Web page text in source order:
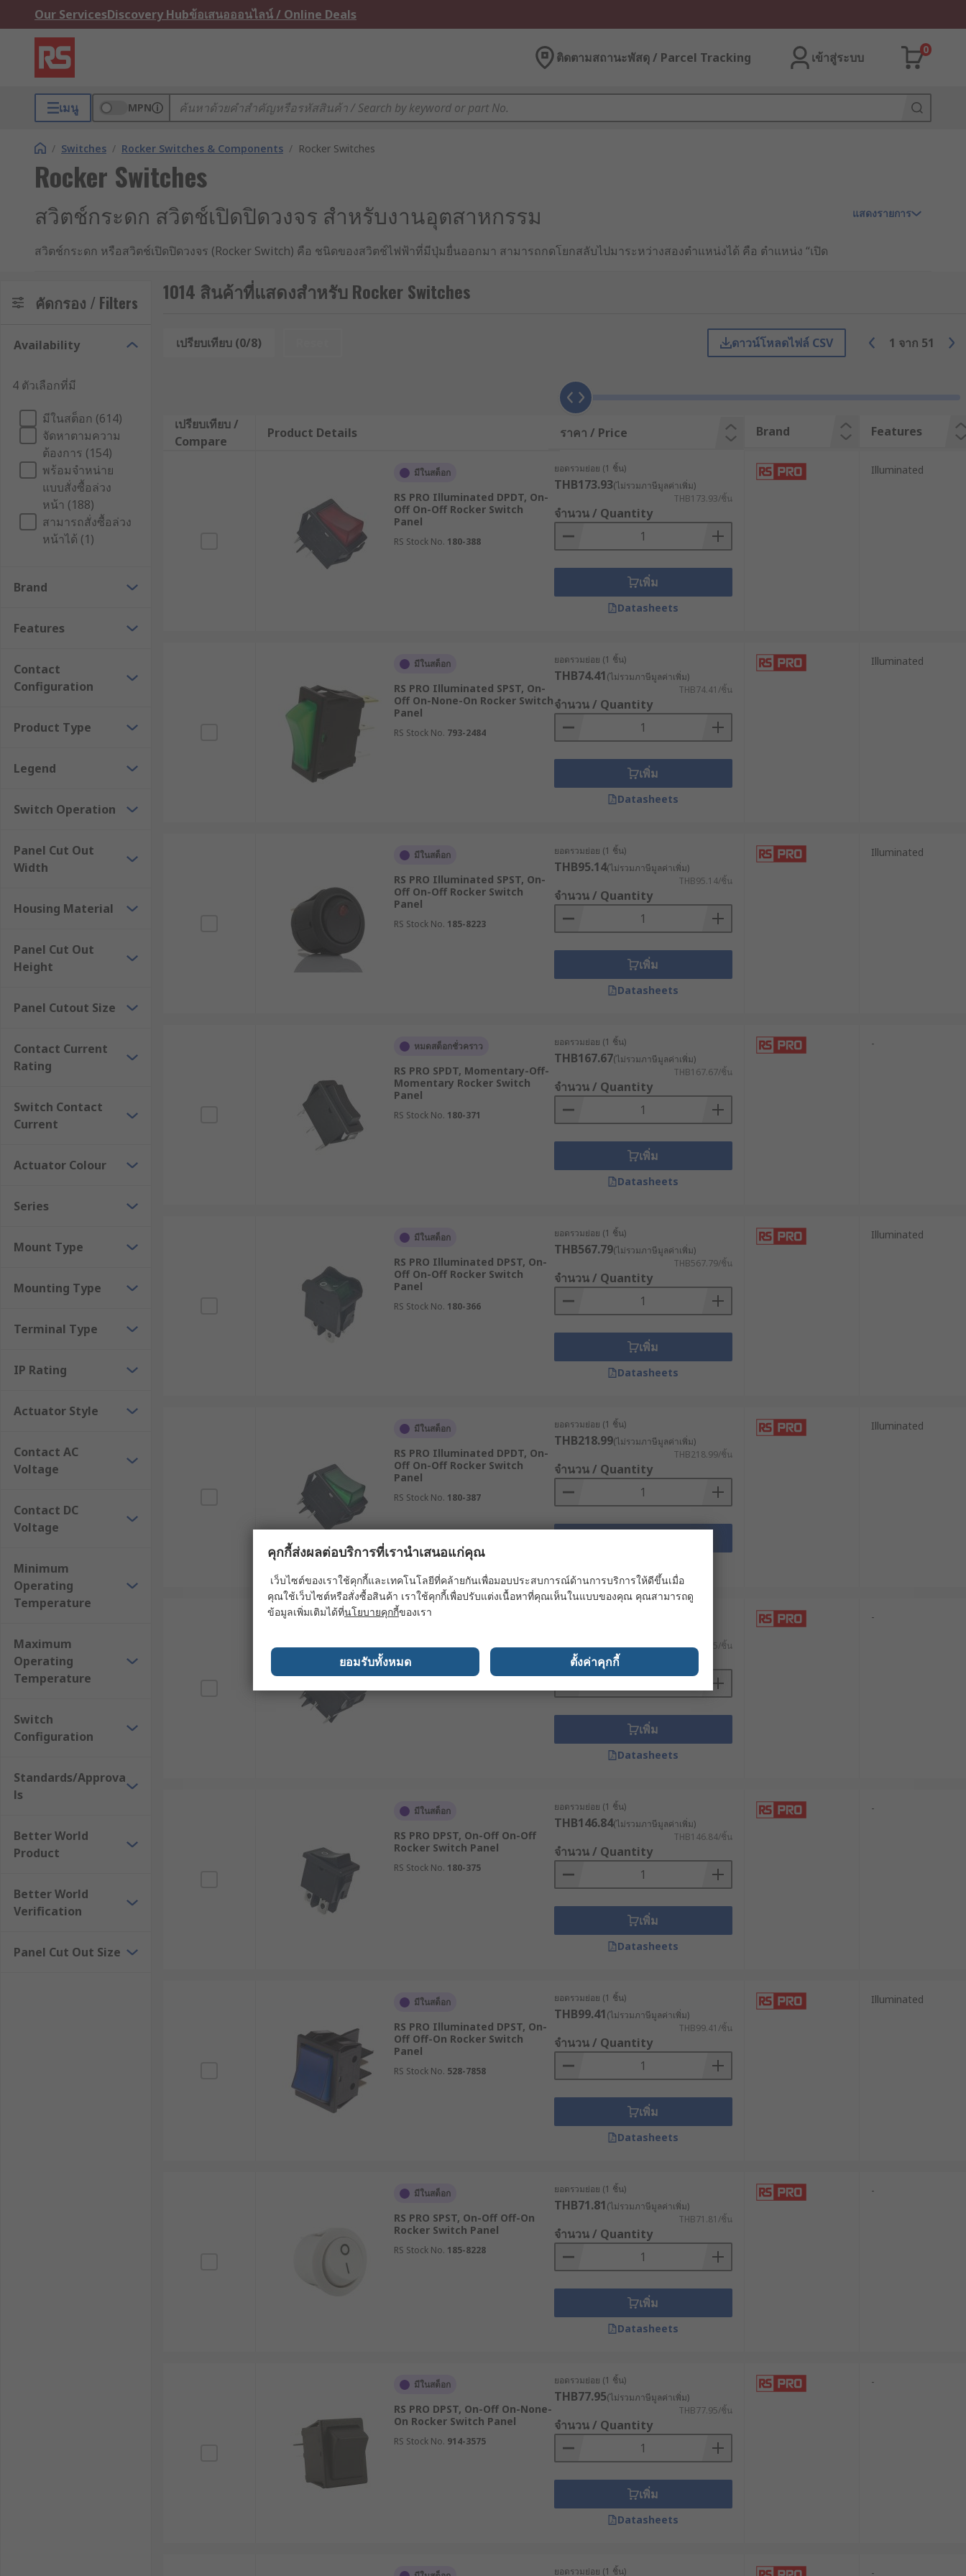
Our ServicesDiscovery Hubข้อเสนอออนไลน์ / Online Deals
ติดตามสถานะพัสดุ / Parcel Tracking เข้าสู่ระบบ
0
เมนู MPN
/ Switches / Rocker Switches & Components / Rocker Switches
Rocker Switches
สวิตช์กระดก สวิตช์เปิดปิดวงจร สำหรับงานอุตสาหกรรม
สวิตช์กระดก หรือสวิตช์เปิดปิดวงจร (Rocker Switch) คือ ชนิดของสวิตช์ไฟฟ้าที่มีปุ่มยื่นออกมา สามารถกดโยกสลับไปมาระหว่างสองตำแหน่งได้ คือ ตำแหน่ง “เปิด
กลไกการทำงานของสวิตช์กระดก
สวิตช์กระดกทำงานบนหลักการง่าย ๆ ดังนี้
เมื่อกดที่ปลายอีกด้านหนึ่ง กลไกสปริงจะดันให้สวิตช์กลับสู่ตำแหน่งเดิม ทำให้กระแสไฟฟ้าหยุดทำงาน
นอกจากนี้ยังมีสวิตช์เปิดปิดวงจรแบบชั่วคราว ที่จะปล่อยกระแสไฟฟ้าในเวลาที่เรากดค้างไว้ที่สวิตช์เท่านั้น ซึ่งสวิตช์แบบนี้มักนำไปใช้กับกระดิ่งประตู ที่ต้องกดเพื่อให้มี
เสียง หรือปุ่มควบคุมการทำงานต่าง ๆ
ประเภทของสวิตช์กระดก
สวิตช์กระดกมีอยู่ด้วยกันหลายรูปแบบเพื่อให้เหมาะกับการใช้งานที่แตกต่างกัน ดังนี้
Single Pole Single Throw (SPST) : เป็นสวิตช์ทั่วไปที่ใช้เปิด/ปิดวงจรไฟฟ้า
Single Pole Double Throw (SPDT) : สวิตช์ที่เหมาะกับการเชื่อมต่อวงจรไฟฟ้า 2 วงจรเข้าด้วยกัน
Double Pole Single Throw (DPST) : สวิตช์ที่สามารถควบคุมวงจรไฟฟ้าได้ 2 วงจรพร้อมกัน
Double Pole Double Throw (DPDT ) : สวิตช์ที่สามารถควบคุมวงจรไฟฟ้าได้มากกว่า 2 วงจร เหมาะกับการใช้งานที่ซับซ้อน
ข้อควรรู้เกี่ยวกับการใช้งานสวิตช์เปิดปิดวงจร
สวิตช์เปิดปิดวงจร คือชิ้นส่วนที่ทำหน้าที่ควบคุมการส่งกระแสไฟฟ้าไปยังอุปกรณ์หรือวงจรต่าง ๆ โดยเมื่อเรากดเปิดสวิตช์ กระแสไฟจะถูกนำจ่ายไปยังอุปกรณ์ที่
ต้องการควบคุม ทำให้อุปกรณ์นั้น ๆ ได้รับกระแสไฟฟ้า และสามารถทำงานได้อย่างที่ต้องการ หากต้องการปิด ให้กดสวิตช์อีกหนึ่งครั้ง เพื่อหยุดการจ่ายกระแสไฟฟ้า
การเปิดและปิดสวิตช์กระดก
สวิตช์กระดก หรือสวิตช์เปิดปิด เป็นสวิตช์ที่ใช้งานง่าย เพราะมีอยู่ด้วยกันเพียง 2 คำสั่ง คือการเปิดและการปิด เมื่อเรากดที่ตำแหน่ง “ปิด” สวิตช์จะหยุดการทำงานของ
วงจรไฟฟ้า ทำให้กระแสไฟฟ้าไม่สามารถไหลผ่านได้ แต่เมื่อเรากดไปที่ตำแหน่ง “เปิด” สวิตช์จะทำการเปิดวงจรไฟฟ้า ทำให้กระแสไฟฟ้าไหลผ่านไปยังอุปกรณ์อื่น ๆ ได้
การติดตั้งสวิตช์เปิดปิด
ในการติดตั้งสวิตช์เปิดปิดวงจร เราต้องเชื่อมต่อขั้วสวิตช์กับสายไฟที่เกี่ยวข้อง ซึ่งโดยทั่วไปแล้ว สวิตช์กระดกจะมีอยู่ด้วยกันหลายรูปแบบ เช่น สวิตช์กระดก 2 ขา, 3 ขา,
4 ขา และ 6 ขา โดยจะมีขาหนึ่งสำหรับเชื่อมต่อสายไฟ และขาอื่น ๆ สำหรับเชื่อมต่อกับอุปกรณ์หรือวงจรไฟฟ้าที่เราต้องการใช้สวิตช์เป็นตัวควบคุม ซึ่งวิธีการเชื่อมต่อ
ข้อควรระวัง : สวิตช์เปิดปิดจำเป็นต้องถูกติดตั้งอยู่บนแผงวงจร หรือกล่องใส่สวิตช์กด ในการติดตั้งเราจึงต้องตรวจสอบให้แน่ใจว่าได้ปฏิบัติตามคู่มือการติดตั้งอย่างถูก
การใช้งานสวิตช์เปิดปิดวงจร หรือสวิตช์กระดก
สวิตช์กระดกเป็นอุปกรณ์อิเล็กทรอนิกส์ที่นิยมนำไปใช้ในหลากหลายอุตสาหกรรม เนื่องจากเป็นอุปกรณ์ที่แข็งแรงทนทานและใช้งานง่าย จึงตอบโจทย์กับการควบคุม
เปิด-ปิดวงจรไฟฟ้าหรือเครื่องจักรต่าง ๆ ตามตัวอย่างดังต่อไปนี้
อุตสาหกรรมเครื่องจักรกล
เครื่องมือวัด : ใช้ในการเปิด-ปิดเครื่องมือวัดต่าง ๆ เช่น มิเตอร์วัดแรงดัน มิเตอร์วัดกระแส
เครื่องใช้ไฟฟ้าภายในบ้าน : พบได้ในทีวี คอมพิวเตอร์ เครื่องเสียง และปลั๊กไฟต่าง ๆ
อุปกรณ์อิเล็กทรอนิกส์สำหรับอุตสาหกรรม : ใช้ในวงจรไฟฟ้า และเครื่องมือควบคุมทางไฟฟ้าต่าง ๆ
รถยนต์ : ใช้ควบคุมการทำงานของไฟหน้า ไฟท้าย ปัดน้ำฝน และอุปกรณ์เสริมอื่น ๆ
รถจักรยานยนต์ : ใช้ควบคุมการทำงานของไฟหน้า ไฟท้าย และสัญญาณไฟเลี้ยว
รถบรรทุก : ใช้ควบคุมการทำงานของระบบไฟฟ้าต่าง ๆ เช่น ไฟส่องสว่าง ไฟฉุกเฉิน และระบบเบรก
อุตสาหกรรมอื่น ๆ
อุตสาหกรรมการบิน : ใช้ในอุปกรณ์ควบคุมของเครื่องบิน เช่น แผงควบคุมการทำงาน
อุตสาหกรรมก่อสร้าง : ใช้ในเครื่องมือไฟฟ้า เช่น สว่าน ไขควงไฟฟ้า
จุดเด่นของสวิตช์เปิดปิดวงจร
มีความแข็งแรงทนทาน สามารถกดเปิด-ปิดได้หลายครั้ง และทนทานต่อสภาพแวดล้อมที่หลากหลาย
สวิตช์กระดกมีปุ่มควบคุมเพียงสองตำแหน่ง คือ เปิดและปิด จึงง่ายต่อการใช้งาน
มีขนาดเล็กและน้ำหนักเบา เหมาะสำหรับการนำไปประยุกต์ใช้ในอุตสาหกรรมต่าง ๆ
มีให้เลือกหลากหลายประเภท ทั้งแบบกันน้ำ กันฝุ่น และแบบที่ทนทานต่อสารเคมี
กล่าวได้ว่า สวิตช์กระดก หรือสวิตช์เปิดปิดวงจร เป็นส่วนประกอบอิเล็กทรอนิกส์ที่สำคัญ และมีบทบาทในการควบคุมการทำงานของอุปกรณ์ต่าง ๆ ในหลากหลาย
อุตสาหกรรม ด้วยรูปแบบการใช้งานที่ง่าย และความแข็งแรงทนทาน อีกทั้งยังสามารถนำไปประยุกต์ใช้งานกับเครื่องมือต่าง ๆ ได้อย่างยืดหยุ่น จึงเป็นเครื่องมือที่ขาด
ไม่ได้สำหรับอุตสาหกรรมทุกประเภท
RS จำหน่ายสวิตช์เปิดปิดมอเตอร์ สวิตช์เปิดปิดวงจร สวิตช์กระดก จากแบรนด์ชั้นนำที่คุณ
มั่นใจ ช็อปสะดวกทางออนไลน์
RS ผู้นำด้านโซลูชันอุตสาหกรรมและอิเล็กทรอนิกส์ จำหน่ายสวิตช์เปิดปิดวงจร สวิตช์กระดก จากแบรนด์ชั้นนำที่ได้มาตรฐาน มีสินค้าให้เลือกหลากหลาย ไม่ว่าจะเป็น
สวิตช์กระดก 2 ขา สวิตช์กระดก 3 ขาแบบมีไฟ หรือสวิตช์กระดก 6 ขา โดยเราจำหน่ายสวิตช์เปิดปิด สวิตช์กระดกทั้งราคาปลีกและราคาส่ง สามารถเลือกซื้อสินค้าที่
ต้องการได้อย่างสะดวกตลอด 24 ชม. บนเว็บไซต์ พร้อมบริการจัดส่งทั่วประเทศไทย หรือปรึกษาผู้เชี่ยวชาญด้านผลิตภัณฑ์ เพื่อขอรับคำแนะนำเกี่ยวกับการเลือกสวิตช์
แสดงรายการ
คัดกรอง / Filters
Availability
4 ตัวเลือกที่มี
มีในสต็อก (614)
จัดหาตามความ
ต้องการ (154)
พร้อมจำหน่าย
แบบสั่งซื้อล่วง
หน้า (188)
สามารถสั่งซื้อล่วง
หน้าได้ (1)
Brand
Features
Contact
Configuration
Product Type
Legend
Switch Operation
Panel Cut Out
Width
Housing Material
Panel Cut Out
Height
Panel Cutout Size
Contact Current
Rating
Switch Contact
Current
Actuator Colour
Series
Mount Type
Mounting Type
Terminal Type
IP Rating
Actuator Style
Contact AC
Voltage
Contact DC
Voltage
Minimum
Operating
Temperature
Maximum
Operating
Temperature
Switch
Configuration
Standards/Approva
ls
Better World
Product
Better World
Verification
Panel Cut Out Size
1014 สินค้าที่แสดงสำหรับ Rocker Switches
เปรียบเทียบ (0/8) ดาวน์โหลดไฟล์ CSV 1 จาก 51
เปรียบเทียบ /
Compare
Product Details ราคา / Price Brand Features
มีในสต็อก
RS PRO Illuminated DPDT, On-
Off On-Off Rocker Switch
Panel
RS Stock No. 180-388
ยอดรวมย่อย (1 ชิ้น)
THB173.93(ไม่รวมภาษีมูลค่าเพิ่ม)
THB173.93/ชิ้น
จำนวน / Quantity
เพิ่ม
Datasheets
Illuminated
มีในสต็อก
RS PRO Illuminated SPST, On-
Off On-None-On Rocker Switch
Panel
RS Stock No. 793-2484
ยอดรวมย่อย (1 ชิ้น)
THB74.41(ไม่รวมภาษีมูลค่าเพิ่ม)
THB74.41/ชิ้น
จำนวน / Quantity
เพิ่ม
Datasheets
Illuminated
มีในสต็อก
RS PRO Illuminated SPST, On-
Off On-Off Rocker Switch
Panel
RS Stock No. 185-8223
ยอดรวมย่อย (1 ชิ้น)
THB95.14(ไม่รวมภาษีมูลค่าเพิ่ม)
THB95.14/ชิ้น
จำนวน / Quantity
เพิ่ม
Datasheets
Illuminated
หมดสต็อกชั่วคราว
RS PRO SPDT, Momentary-Off-
Momentary Rocker Switch
Panel
RS Stock No. 180-371
ยอดรวมย่อย (1 ชิ้น)
THB167.67(ไม่รวมภาษีมูลค่าเพิ่ม)
THB167.67/ชิ้น
จำนวน / Quantity
เพิ่ม
Datasheets
-
มีในสต็อก
RS PRO Illuminated DPST, On-
Off On-Off Rocker Switch
Panel
RS Stock No. 180-366
ยอดรวมย่อย (1 ชิ้น)
THB567.79(ไม่รวมภาษีมูลค่าเพิ่ม)
THB567.79/ชิ้น
จำนวน / Quantity
เพิ่ม
Datasheets
Illuminated
มีในสต็อก
RS PRO Illuminated DPDT, On-
Off On-Off Rocker Switch
Panel
RS Stock No. 180-387
ยอดรวมย่อย (1 ชิ้น)
THB218.99(ไม่รวมภาษีมูลค่าเพิ่ม)
THB218.99/ชิ้น
จำนวน / Quantity
Illuminated
หมดสต็อกชั่วคราว
RS PRO DPDT, On-Off-On On-
Off-On Rocker Switch Panel
RS Stock No.180-372
THB217.85/ชิ้น
จำนวน / Quantity
เพิ่ม
Datasheets
-
มีในสต็อก
RS PRO DPST, On-Off On-Off
Rocker Switch Panel
RS Stock No. 180-375
ยอดรวมย่อย (1 ชิ้น)
THB146.84(ไม่รวมภาษีมูลค่าเพิ่ม)
THB146.84/ชิ้น
จำนวน / Quantity
เพิ่ม
Datasheets
-
มีในสต็อก
RS PRO Illuminated DPST, On-
Off Off-On Rocker Switch
Panel
RS Stock No. 528-7858
ยอดรวมย่อย (1 ชิ้น)
THB99.41(ไม่รวมภาษีมูลค่าเพิ่ม)
THB99.41/ชิ้น
จำนวน / Quantity
เพิ่ม
Datasheets
Illuminated
มีในสต็อก
RS PRO SPST, On-Off Off-On
Rocker Switch Panel
RS Stock No. 185-8228
ยอดรวมย่อย (1 ชิ้น)
THB71.81(ไม่รวมภาษีมูลค่าเพิ่ม)
THB71.81/ชิ้น
จำนวน / Quantity
เพิ่ม
Datasheets
-
มีในสต็อก
RS PRO DPST, On-Off On-None-
On Rocker Switch Panel
RS Stock No. 914-3575
ยอดรวมย่อย (1 ชิ้น)
THB77.95(ไม่รวมภาษีมูลค่าเพิ่ม)
THB77.95/ชิ้น
จำนวน / Quantity
เพิ่ม
Datasheets
-
ยอดรวมย่อย (1 ชิ้น) -
คุกกี้ส่งผลต่อบริการที่เรานำเสนอแก่คุณ
เว็บไซต์ของเราใช้คุกกี้และเทคโนโลยีที่คล้ายกันเพื่อมอบประสบการณ์ด้านการบริการให้ดีขึ้นเมื่อ
คุณใช้เว็บไซต์หรือสั่งซื้อสินค้า เราใช้คุกกี้เพื่อปรับแต่งเนื้อหาที่คุณเห็นในแบบของคุณ คุณสามารถดู
ข้อมูลเพิ่มเติมได้ที่นโยบายคุกกี้ของเรา
ยอมรับทั้งหมด ตั้งค่าคุกกี้